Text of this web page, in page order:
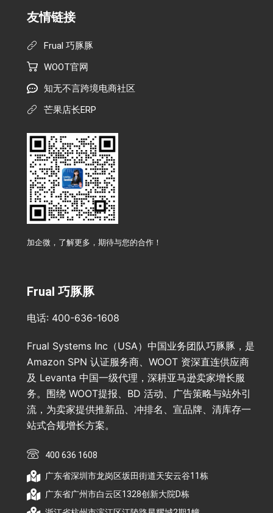
友情链接
Frual 巧豚豚
WOOT官网
知无不言跨境电商社区
芒果店长ERP
加企微，了解更多，期待与您的合作！
Frual 巧豚豚
电话: 400-636-1608
Frual Systems Inc（USA）中国业务团队巧豚豚，是
Amazon SPN 认证服务商、WOOT 资深直连供应商
及 Levanta 中国一级代理，深耕亚马逊卖家增长服
务。围绕 WOOT提报、BD 活动、广告策略与站外引
流，为卖家提供推新品、冲排名、宣品牌、清库存一
站式合规增长方案。
400 636 1608
广东省深圳市龙岗区坂田街道天安云谷11栋
广东省广州市白云区1328创新大院D栋